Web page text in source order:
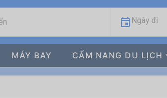
Ngày đi
MÁY BAY CẨM NANG DU LỊCH